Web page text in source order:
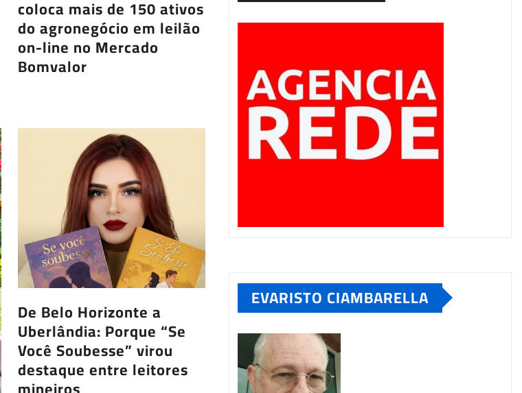
coloca mais de 150 ativos
do agronegócio em leilão
on-line no Mercado
Bomvalor
De Belo Horizonte a
Uberlândia: Porque “Se
Você Soubesse” virou
destaque entre leitores
EVARISTO CIAMBARELLA